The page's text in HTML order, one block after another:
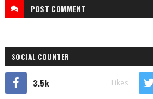
POST COMMENT
SOCIAL COUNTER
3.5k Likes